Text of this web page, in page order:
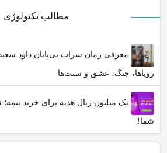
مطالب تکنولوژی
معرفی رمان سراب بی‌پایان داود
رویاها، جنگ، عشق و سنت‌ها
یک میلیون ریال هدیه برای خرید
شما!